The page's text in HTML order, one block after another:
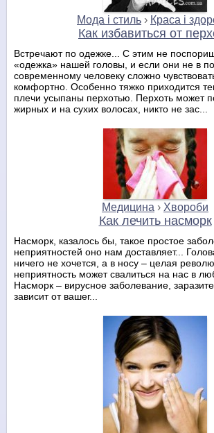
Мода і стиль › Краса і
Как избавиться от
Встречают по одежке... С этим не
«одежка» нашей головы, и если они не в
современному человеку сложно
комфортно. Особенно тяжко приходится
плечи усыпаны перхотью. Перхоть может
жирных и на сухих волосах, никто не зас...
Медицина › Хвороби
Как лечить насморк
Насморк, казалось бы, такое простое
неприятностей оно нам доставляет...
ничего не хочется, а в носу – целая
неприятность может свалиться на нас в
Насморк – вирусное заболевание,
зависит от вашег...